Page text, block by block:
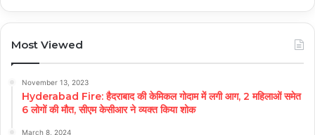
Most Viewed
November 13, 2023
Hyderabad Fire: हैदराबाद की केमिकल गोदाम में लगी आग, 2 महिलाओं समेत
6 लोगों की मौत, सीएम केसीआर ने व्यक्त किया शोक
March 8, 2024